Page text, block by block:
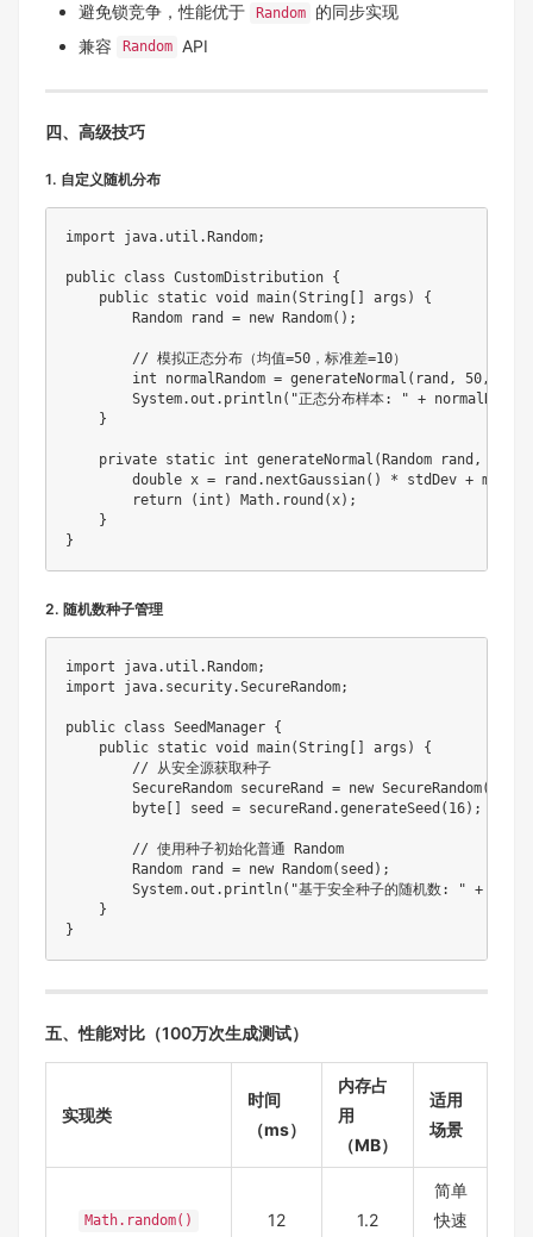
避免锁竞争，性能优于
Random
的同步实现
兼容
Random API
四、高级技巧
1. 自定义随机分布
import java. util . Random;
public class CustomDistribution {
public static void main(String args )
{
Random rand = new Random( ) ;
// 模拟正态分布（均值=50，标准差=10）
int normalRandom = generateNormal ( rand , 50,
System.out . println( "正态分布样本: " + normalRandom
}
private static int generateNormal ( Random rand ,
double x = rand . nextGaussian( ) * stdDev + mean
return
( int ) Math. round (x) ;
}
}
2. 随机数种子管理
import java. util . Random;
import
java. security.SecureRandom;
public class SeedManager {
public static void main(String args )
{
// 从安全源获取种子
SecureRandom secureRand = new SecureRandom(
byte
seed = secureRand .generateSeed ( 16) ;
// 使用种子初始化普通 Random
Random rand = new Random( seed ) ;
System.out . println( "基于安全种子的随机数: " +
}
}
五、性能对比（100万次生成测试）
实现类
时间
（ms）
内存占
用
（MB）
适用
场景
Math.random() 12 1.2
简单
快速